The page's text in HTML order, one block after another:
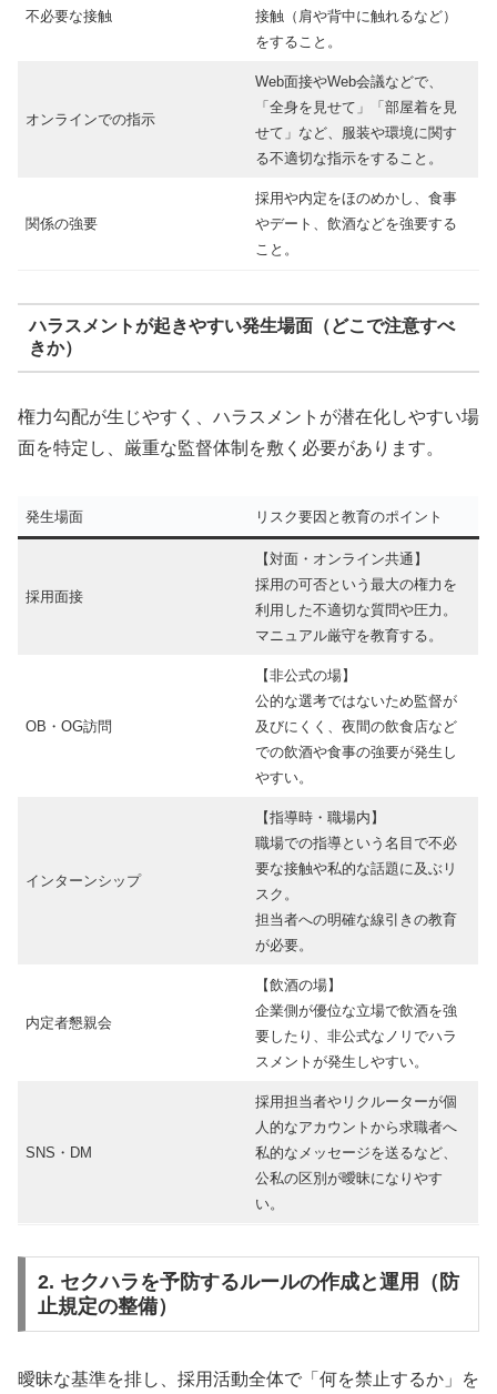
不必要な接触
接触（肩や背中に触れるなど）
をすること。
オンラインでの指示
Web面接やWeb会議などで、
「全身を見せて」「部屋着を見
せて」など、服装や環境に関す
る不適切な指示をすること。
関係の強要
採用や内定をほのめかし、食事
やデート、飲酒などを強要する
こと。
ハラスメントが起きやすい発生場面（どこで注意すべ
きか）
権力勾配が生じやすく、ハラスメントが潜在化しやすい場
面を特定し、厳重な監督体制を敷く必要があります。
発生場面 リスク要因と教育のポイント
採用面接
【対面・オンライン共通】
採用の可否という最大の権力を
利用した不適切な質問や圧力。
マニュアル厳守を教育する。
OB・OG訪問
【非公式の場】
公的な選考ではないため監督が
及びにくく、夜間の飲食店など
での飲酒や食事の強要が発生し
やすい。
インターンシップ
【指導時・職場内】
職場での指導という名目で不必
要な接触や私的な話題に及ぶリ
スク。
担当者への明確な線引きの教育
が必要。
内定者懇親会
【飲酒の場】
企業側が優位な立場で飲酒を強
要したり、非公式なノリでハラ
スメントが発生しやすい。
SNS・DM
採用担当者やリクルーターが個
人的なアカウントから求職者へ
私的なメッセージを送るなど、
公私の区別が曖昧になりやす
い。
2. セクハラを予防するルールの作成と運用（防
止規定の整備）
曖昧な基準を排し、採用活動全体で「何を禁止するか」を